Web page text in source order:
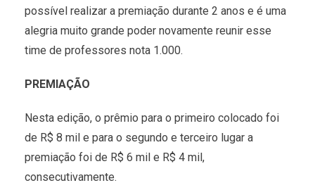
possível realizar a premiação durante 2 anos e é uma
alegria muito grande poder novamente reunir esse
time de professores nota 1.000.
PREMIAÇÃO
Nesta edição, o prêmio para o primeiro colocado foi
de R$ 8 mil e para o segundo e terceiro lugar a
premiação foi de R$ 6 mil e R$ 4 mil,
consecutivamente.